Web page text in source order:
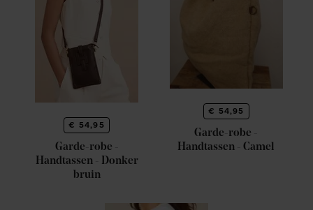
€ 54,95
Garde-robe -
Handtassen - Donker
bruin
€ 54,95
Garde-robe -
Handtassen - Camel